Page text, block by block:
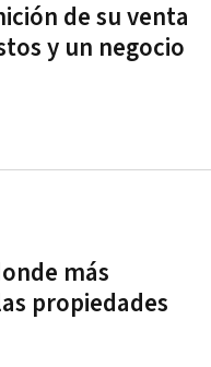
de su venta
y un negocio
más
propiedades